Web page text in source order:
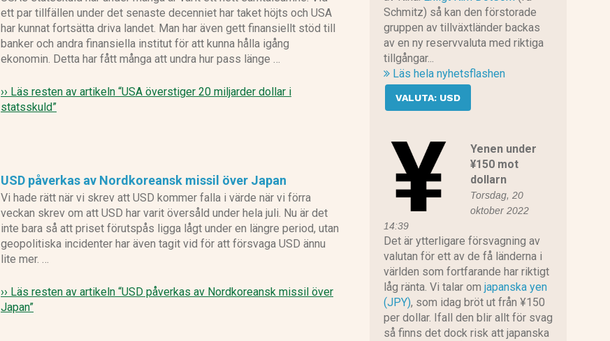
ett par tillfällen under det senaste decenniet har taket höjts och USA
har kunnat fortsätta driva landet. Man har även gett finansiellt stöd till
banker och andra finansiella institut för att kunna hålla igång
ekonomin. Detta har fått många att undra hur pass länge …
›› Läs resten av artikeln “USA överstiger 20 miljarder dollar i
statsskuld”
USD påverkas av Nordkoreansk missil över Japan
Vi hade rätt när vi skrev att USD kommer falla i värde när vi förra
veckan skrev om att USD har varit översåld under hela juli. Nu är det
inte bara så att priset förutspås ligga lågt under en längre period, utan
geopolitiska incidenter har även tagit vid för att försvaga USD ännu
lite mer. …
›› Läs resten av artikeln “USD påverkas av Nordkoreansk missil över
Japan”
Schmitz) så kan den förstorade
gruppen av tillväxtländer backas
av en ny reservvaluta med riktiga
tillgångar...
Läs hela nyhetsflashen
VALUTA: USD
Yenen under
¥150 mot
dollarn
Torsdag, 20
oktober 2022
14:39
Det är ytterligare försvagning av
valutan för ett av de få länderna i
världen som fortfarande har riktigt
låg ränta. Vi talar om japanska yen
(JPY), som idag bröt ut från ¥150
per dollar. Ifall den blir allt för svag
så finns det dock risk att japanska